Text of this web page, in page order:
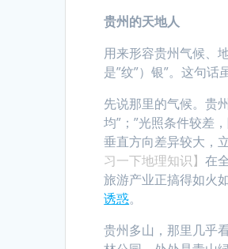
贵州的天地人
用来形容贵州气候、
是”纹”）银”。这句话
先说那里的气候。贵
均”；”光照条件较差
垂直方向差异较大，
习一下地理知识】在
旅游产业正搞得如火
诱惑。
贵州多山，那里几乎